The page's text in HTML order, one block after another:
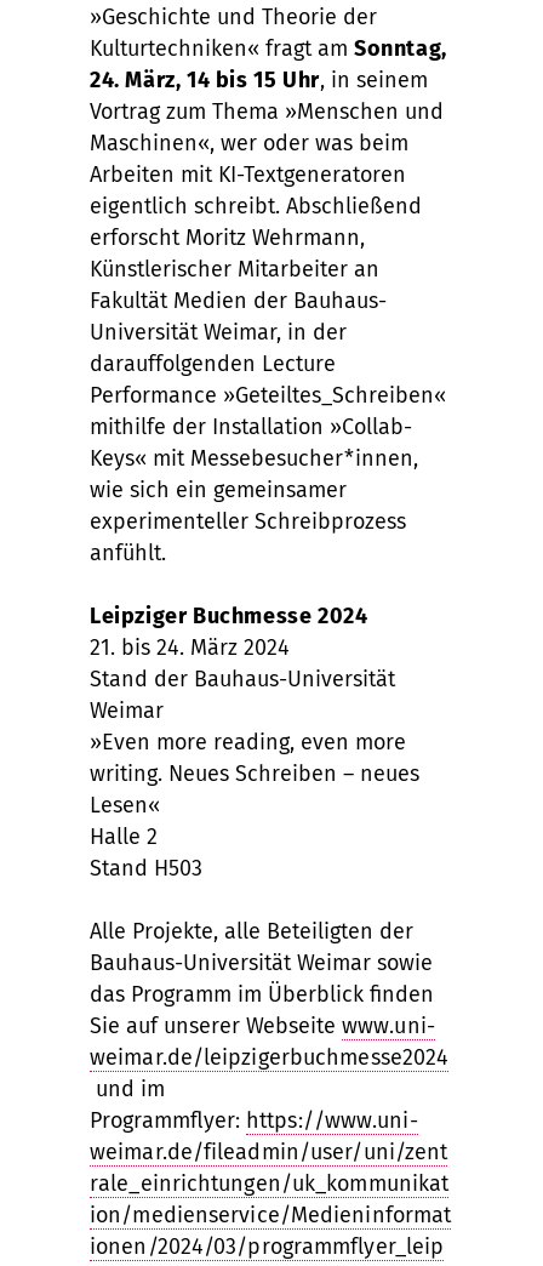
»Geschichte und Theorie der
Kulturtechniken« fragt am Sonntag,
24. März, 14 bis 15 Uhr, in seinem
Vortrag zum Thema »Menschen und
Maschinen«, wer oder was beim
Arbeiten mit KI-Textgeneratoren
eigentlich schreibt. Abschließend
erforscht Moritz Wehrmann,
Künstlerischer Mitarbeiter an
Fakultät Medien der Bauhaus-
Universität Weimar, in der
darauffolgenden Lecture
Performance »Geteiltes_Schreiben«
mithilfe der Installation »Collab-
Keys« mit Messebesucher*innen,
wie sich ein gemeinsamer
experimenteller Schreibprozess
anfühlt.
Leipziger Buchmesse 2024
21. bis 24. März 2024
Stand der Bauhaus-Universität
Weimar
»Even more reading, even more
writing. Neues Schreiben – neues
Lesen«
Halle 2
Stand H503
Alle Projekte, alle Beteiligten der
Bauhaus-Universität Weimar sowie
das Programm im Überblick finden
Sie auf unserer Webseite www.uni-
weimar.de/leipzigerbuchmesse2024
und im
Programmflyer: https://www.uni-
weimar.de/fileadmin/user/uni/zent
rale_einrichtungen/uk_kommunikat
ion/medienservice/Medieninformat
ionen/2024/03/programmflyer_leip